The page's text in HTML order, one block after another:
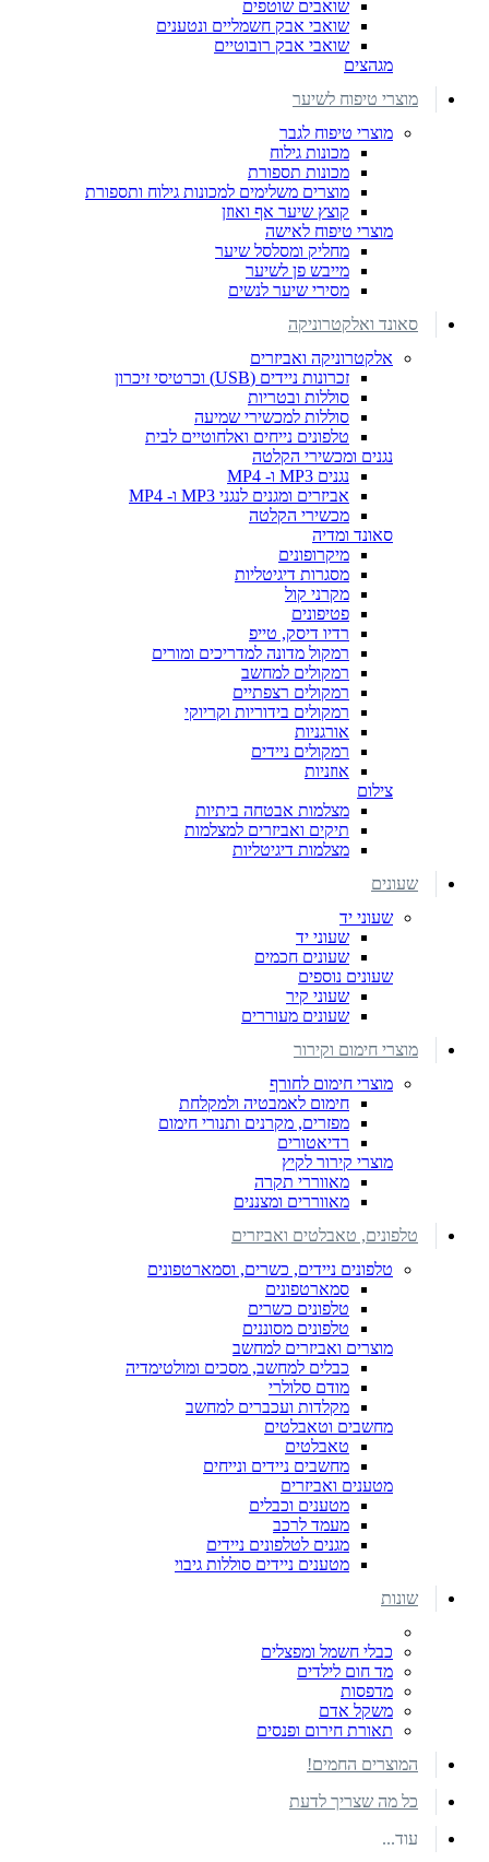
שואבים שוטפים
שואבי אבק חשמליים ונטענים
שואבי אבק רובוטיים
מגהצים
מוצרי טיפוח לשיער
מוצרי טיפוח לגבר
מכונות גילוח
מכונות תספורת
מוצרים משלימים למכונות גילוח ותספורת
קוצץ שיער אף ואוזן
מוצרי טיפוח לאישה
מחליק ומסלסל שיער
מייבש פן לשיער
מסירי שיער לנשים
סאונד ואלקטרוניקה
אלקטרוניקה ואביזרים
זכרונות ניידים (USB) וכרטיסי זיכרון
סוללות ובטריות
סוללות למכשירי שמיעה
טלפונים נייחים ואלחוטיים לבית
נגנים ומכשירי הקלטה
נגנים MP3 ו- MP4
אביזרים ומגנים לנגני MP3 ו- MP4
מכשירי הקלטה
סאונד ומדיה
מיקרופונים
מסגרות דיגיטליות
מקרני קול
פטיפונים
רדיו דיסק, טייפ
רמקול מדונה למדריכים ומורים
רמקולים למחשב
רמקולים רצפתיים
רמקולים בידוריות וקריוקי
אורגניות
רמקולים ניידים
אוזניות
צילום
מצלמות אבטחה ביתיות
תיקים ואביזרים למצלמות
מצלמות דיגיטליות
שעונים
שעוני יד
שעוני יד
שעונים חכמים
שעונים נוספים
שעוני קיר
שעונים מעוררים
מוצרי חימום וקירור
מוצרי חימום לחורף
חימום לאמבטיה ולמקלחת
מפזרים, מקרנים ותנורי חימום
רדיאטורים
מוצרי קירור לקיץ
מאווררי תקרה
מאווררים ומצננים
טלפונים, טאבלטים ואביזרים
טלפונים ניידים, כשרים, וסמארטפונים
סמארטפונים
טלפונים כשרים
טלפונים מסוננים
מוצרים ואביזרים למחשב
כבלים למחשב, מסכים ומולטימדיה
מודם סלולרי
מקלדות ועכברים למחשב
מחשבים וטאבלטים
טאבלטים
מחשבים ניידים ונייחים
מטענים ואביזרים
מטענים וכבלים
מעמד לרכב
מגנים לטלפונים ניידים
מטענים ניידים סוללות גיבוי
שונות
כבלי חשמל ומפצלים
מד חום לילדים
מדפסות
משקל אדם
תאורת חירום ופנסים
המוצרים החמים!
כל מה שצריך לדעת
עוד...